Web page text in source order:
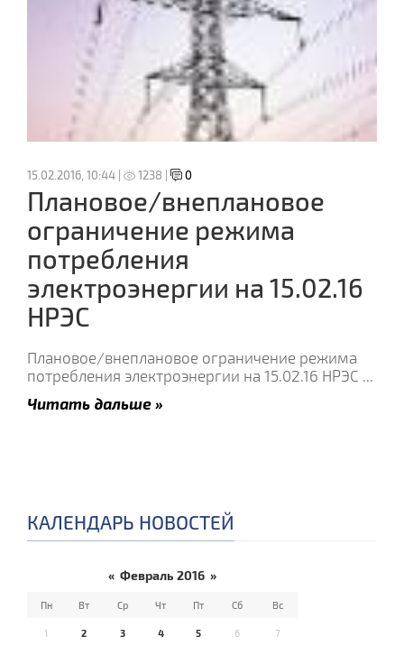
15.02.2016, 10:44 | 1238 | 0
Плановое/внеплановое
ограничение режима
потребления
электроэнергии на 15.02.16
НРЭС
Плановое/внеплановое ограничение режима
потребления электроэнергии на 15.02.16 НРЭС ...
Читать дальше »
КАЛЕНДАРЬ НОВОСТЕЙ
« Февраль 2016 »
Пн Вт Ср Чт Пт Сб Вс
1 2 3 4 5 6 7